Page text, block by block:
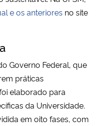
e os anteriores no site
Governo Federal, que
práticas
elaborado para
da Universidade.
em oito fases, com